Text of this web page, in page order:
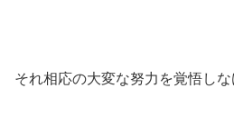
それ相応の大変な努力を覚悟しな